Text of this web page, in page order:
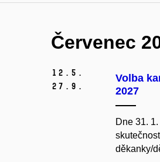
Červenec
12. 5.
27. 9.
Volba
2027
Dne 31.
děkanky/